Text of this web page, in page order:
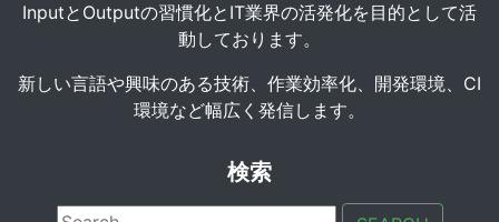
InputとOutputの習慣化とIT業界の活発化を目的として活
動しております。
新しい言語や興味のある技術、作業効率化、開発環境、CI
環境など幅広く発信します。
検索